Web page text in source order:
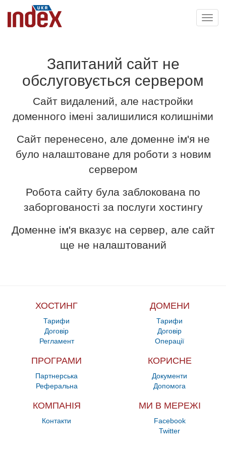
Запитаний сайт не
обслуговується сервером
Сайт видалений, але настройки
доменного імені залишилися колишніми
Сайт перенесено, але доменне ім'я не
було налаштоване для роботи з новим
сервером
Робота сайту була заблокована по
заборгованості за послуги хостингу
Доменне ім'я вказує на сервер, але сайт
ще не налаштований
ХОСТИНГ
Тарифи
Договір
Регламент
ДОМЕНИ
Тарифи
Договір
Операції
ПРОГРАМИ
Партнерська
Реферальна
КОРИСНЕ
Документи
Допомога
КОМПАНІЯ
Контакти
МИ В МЕРЕЖІ
Facebook
Twitter